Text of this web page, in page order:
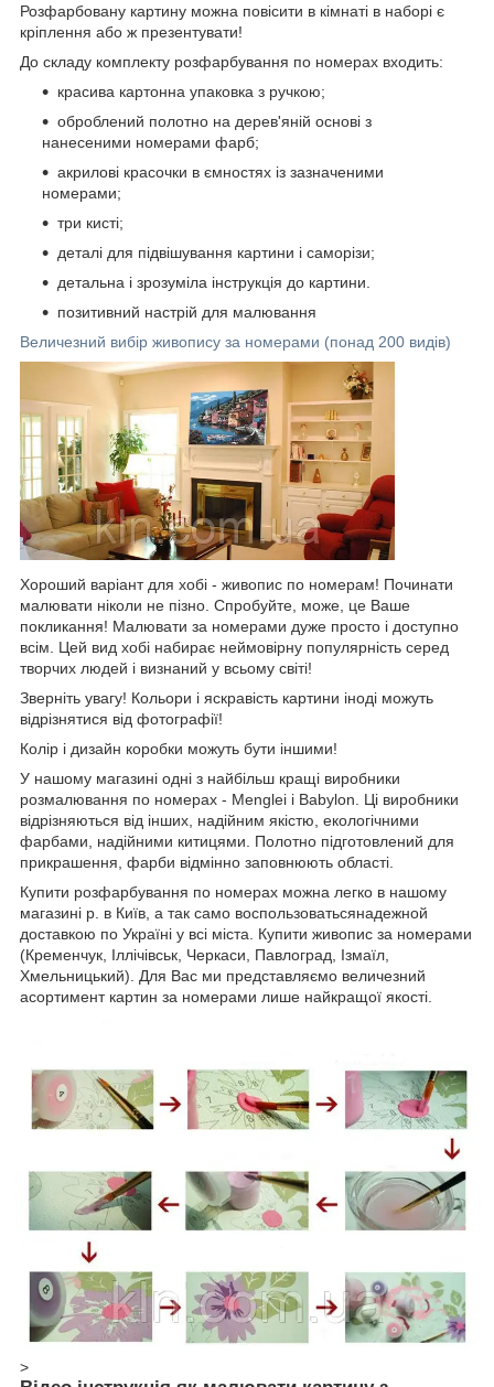
Розфарбовану картину можна повісити в кімнаті в наборі є
кріплення або ж презентувати!
До складу комплекту розфарбування по номерах входить:
красива картонна упаковка з ручкою;
оброблений полотно на дерев'яній основі з
нанесеними номерами фарб;
акрилові красочки в ємностях із зазначеними
номерами;
три кисті;
деталі для підвішування картини і саморізи;
детальна і зрозуміла інструкція до картини.
позитивний настрій для малювання
Величезний вибір живопису за номерами (понад 200 видів)
Хороший варіант для хобі - живопис по номерам! Починати
малювати ніколи не пізно. Спробуйте, може, це Ваше
покликання! Малювати за номерами дуже просто і доступно
всім. Цей вид хобі набирає неймовірну популярність серед
творчих людей і визнаний у всьому світі!
Зверніть увагу! Кольори і яскравість картини іноді можуть
відрізнятися від фотографії!
Колір і дизайн коробки можуть бути іншими!
У нашому магазині одні з найбільш кращі виробники
розмалювання по номерах - Menglei і Babylon. Ці виробники
відрізняються від інших, надійним якістю, екологічними
фарбами, надійними китицями. Полотно підготовлений для
прикрашення, фарби відмінно заповнюють області.
Купити розфарбування по номерах можна легко в нашому
магазині р. в Київ, а так само воспользоватьсянадежной
доставкою по Україні у всі міста. Купити живопис за номерами
(Кременчук, Іллічівськ, Черкаси, Павлоград, Ізмаїл,
Хмельницький). Для Вас ми представляємо величезний
асортимент картин за номерами лише найкращої якості.
>